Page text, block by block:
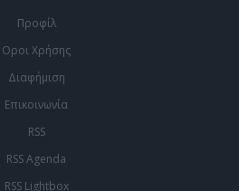
Προφίλ
Οροι Χρήσης
Διαφήμιση
Επικοινωνία
RSS
RSS Agenda
RSS Lightbox